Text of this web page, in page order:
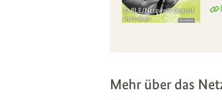
BLE/Netzwerk Gesund
ins Leben
Mehr über das